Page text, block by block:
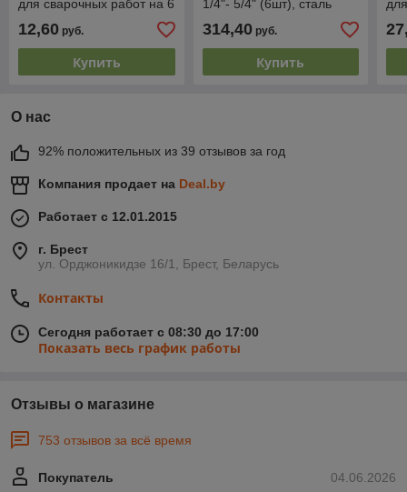
для сварочных работ на 6
64х96х14мм, GEKO,
590147
12,60 руб.
Купить
1/4"- 5/4" (6шт), сталь
314,40руб.
Купить
О нас
92% положительных из 39 отзывов за год
Компания продает на Deal.by
Работает с 12.01.2015
г. Брест
ул. Орджоникидзе 16/1, Брест, Беларусь
Контакты
Сегодня работает с 08:30 до 17:00
Показать весь график работы
Отзывы о магазине
753 отзывов за всё время
04.06.2026
Покупатель